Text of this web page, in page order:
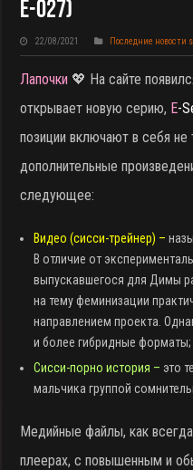
E-027)
22/08/2021 Последние новости
Лапочки 💖 На сайте
открывает новую серию, E-
позиции включают в себя не
дополнительные
следующее:
Видео (сисси-трейнер) –
В отличие от
выпускавшегося для Димы
на тему феминизации
направлением проекта.
и более гибридные форматы;
Сисси-порно история – это
мальчика группой
Медийные файлы, как
плеерах, с повышенным и